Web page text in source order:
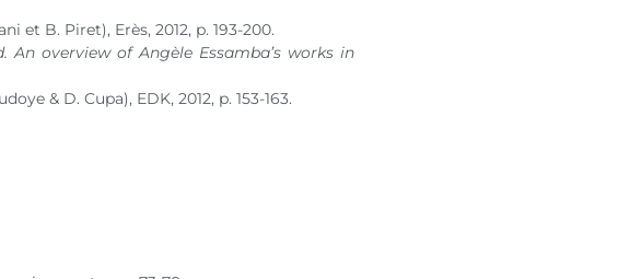
et B. Piret), Erès, 2012, p. 193-200.
An overview of Angèle Essamba’s works in
& D. Cupa), EDK, 2012, p. 153-163.